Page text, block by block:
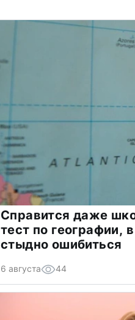
Справится даже
тест по географии,
стыдно ошибиться
6 августа 44